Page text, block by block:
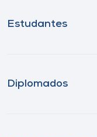
Estudantes
Diplomados